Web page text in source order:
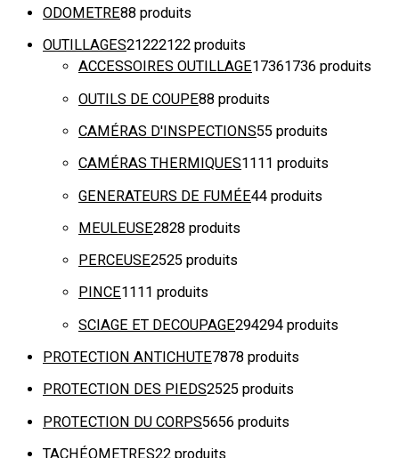
ODOMETRE88 produits
OUTILLAGES21222122 produits
ACCESSOIRES OUTILLAGE17361736 produits
OUTILS DE COUPE88 produits
CAMÉRAS D'INSPECTIONS55 produits
CAMÉRAS THERMIQUES11 11 produits
GENERATEURS DE FUMÉE44 produits
MEULEUSE2828 produits
PERCEUSE2525 produits
PINCE11 11 produits
SCIAGE ET DECOUPAGE294294 produits
PROTECTION ANTICHUTE7878 produits
PROTECTION DES PIEDS2525 produits
PROTECTION DU CORPS5656 produits
TACHÉOMETRES22 produits